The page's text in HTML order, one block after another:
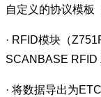
自定义的协议模板
· RFID模块（
SCANBASE RFID
· 将数据导出为